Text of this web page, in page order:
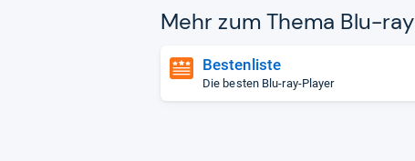
Mehr zum Thema Blu-​
Bestenliste
Die besten Blu-ray-Player